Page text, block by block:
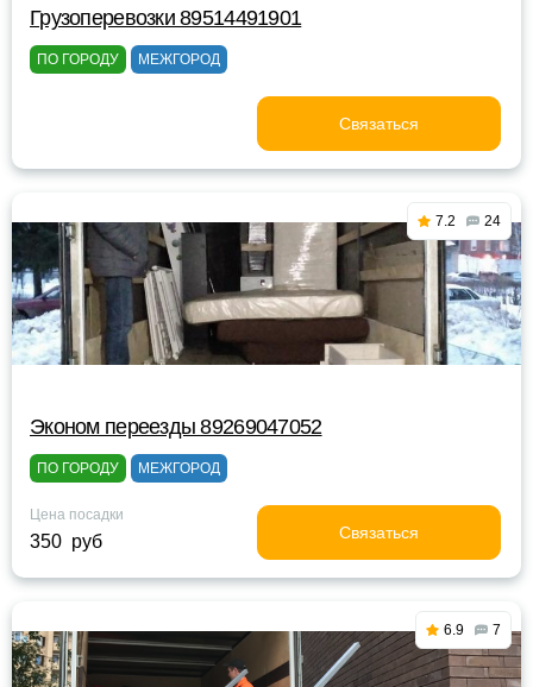
Грузоперевозки 89514491901
ПО ГОРОДУ МЕЖГОРОД
Связаться
7.2 24
Эконом переезды 89269047052
ПО ГОРОДУ МЕЖГОРОД
Цена посадки
350 руб Связаться
6.9 7